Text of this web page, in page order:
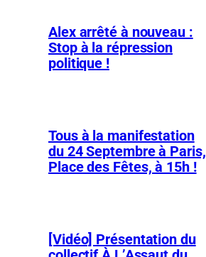
Alex arrêté à nouveau :
Stop à la répression
politique !
Tous à la manifestation
du 24 Septembre à Paris,
Place des Fêtes, à 15h !
[Vidéo] Présentation du